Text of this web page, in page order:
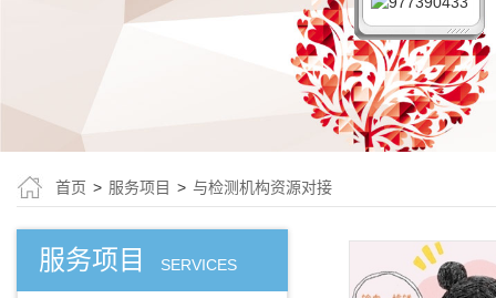
首页 > 服务项目 > 与检测机构资源对接
服务项目 SERVICES